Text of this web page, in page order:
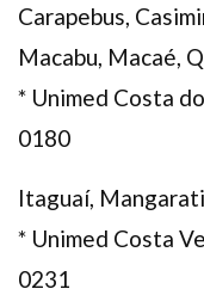
Carapebus,
Macabu, Macaé,
* Unimed Costa
0180
Itaguaí,
* Unimed Costa
0231